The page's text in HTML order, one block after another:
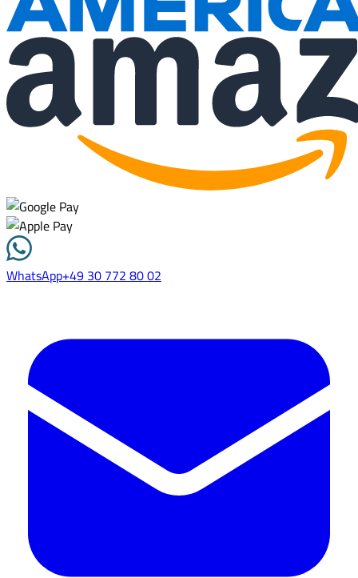
WhatsApp+49 30 772 80 02